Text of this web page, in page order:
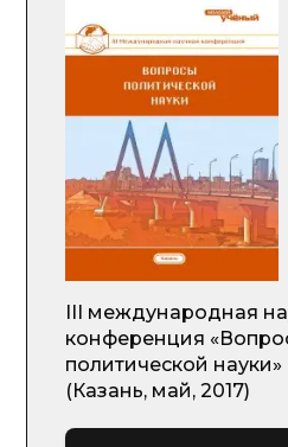
III международная
конференция
политической науки»
(Казань, май, 2017)